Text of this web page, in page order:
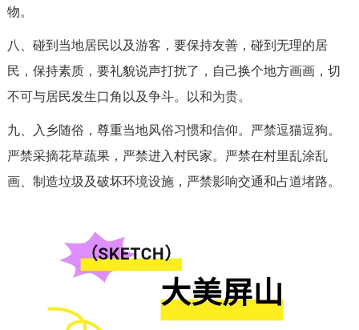
物。
八、碰到当地居民以及游客，要保持友善，碰到无理的居
民，保持素质，要礼貌说声打扰了，自己换个地方画画，切
不可与居民发生口角以及争斗。以和为贵。
九、入乡随俗，尊重当地风俗习惯和信仰。严禁逗猫逗狗。
严禁采摘花草蔬果，严禁进入村民家。严禁在村里乱涂乱
画、制造垃圾及破坏环境设施，严禁影响交通和占道堵路。